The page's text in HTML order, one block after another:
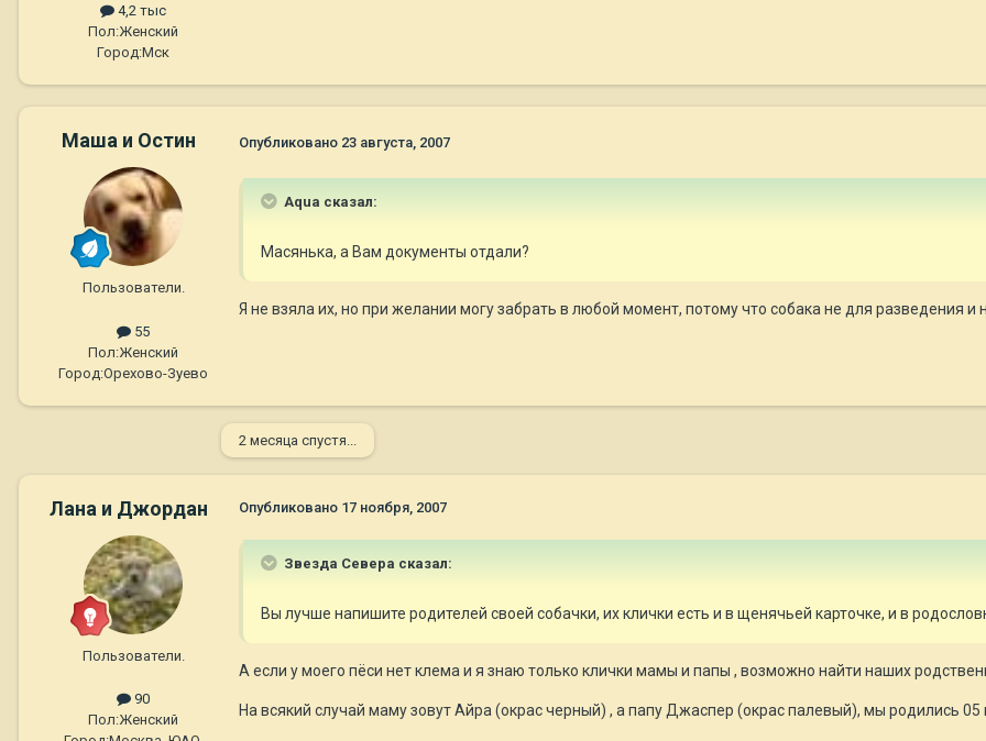
4,2 тыс
Пол:Женский
Город:Мск
Маша и Остин
Пользователи.
55
Пол:Женский
Город:Орехово-Зуево
Опубликовано 23 августа, 2007
Aqua сказал:
Масянька, а Вам документы отдали?
Я не взяла их, но при желании могу забрать в любой момент, потому что собака не для разведения
2 месяца спустя...
Лана и Джордан
Пользователи.
90
Пол:Женский
Опубликовано 17 ноября, 2007
Звезда Севера сказал:
Вы лучше напишите родителей своей собачки, их клички есть и в щенячьей карточке, и в
А если у моего пёси нет клема и я знаю только клички мамы и папы , возможно найти наших
На всякий случай маму зовут Айра (окрас черный) , а папу Джаспер (окрас палевый), мы родились 05